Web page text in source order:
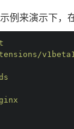
例来演示下，